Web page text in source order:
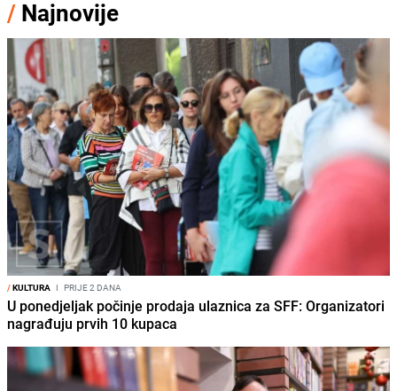
/ Najnovije
/KULTURA I PRIJE 2 DANA
U ponedjeljak počinje prodaja ulaznica za SFF: Organizatori
nagrađuju prvih 10 kupaca